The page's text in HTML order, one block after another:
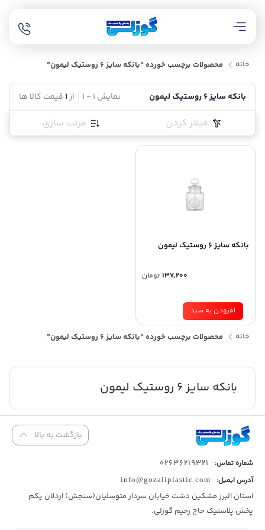
خانه محصولات برچسب خورده “بانکه سایز 6 روستیک لیمون”
بانکه سایز 6 روستیک لیمون نمایش 1
-
1 از1قیمت کالا ها
فیلتر کردن مرتب سازی
بانکه سایز 6 روستیک لیمون
تومان
افزودن به سبد
خانه محصولات برچسب خورده “بانکه سایز 6 روستیک لیمون”
بانکه سایز 6 روستیک لیمون
بازگشت به بالا
شماره تماس: 02636219321
آدرس ایمیل: info@gozaliplastic.com
استان البرز مشکین دشت خیابان سردار متوسلیان(سنجش) اردلان یکم
پخش پلاستیک حاج رحیم گوزلی.